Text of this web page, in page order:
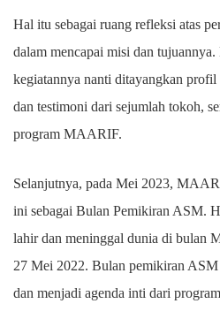
Hal itu sebagai ruang refleksi atas
dalam mencapai misi dan
kegiatannya nanti ditayangkan profil
dan testimoni dari sejumlah tokoh,
program MAARIF.
Selanjutnya, pada Mei 2023,
ini sebagai Bulan Pemikiran ASM.
lahir dan meninggal dunia di bulan
27 Mei 2022. Bulan pemikiran
dan menjadi agenda inti dari